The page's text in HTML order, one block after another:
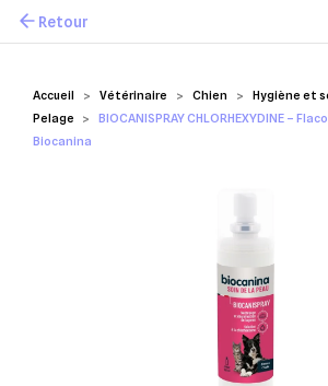
Mes favoris
Accueil Vétérinaire Chien Hygiène et
Pelage
BIOCANISPRAY CHLORHEXYDINE –
Biocanina
Retour